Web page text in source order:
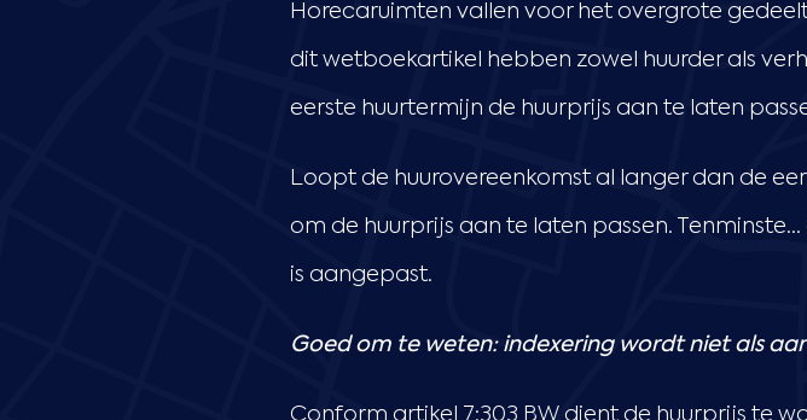
Horecaruimten vallen voor het overgrote
dit wetboekartikel hebben zowel huurder als
eerste huurtermijn de huurprijs aan te laten
Loopt de huurovereenkomst al langer dan de
om de huurprijs aan te laten passen.
is aangepast.
Goed om te weten: indexering wordt niet als
Conform artikel 7:303 BW dient de huurprijs te